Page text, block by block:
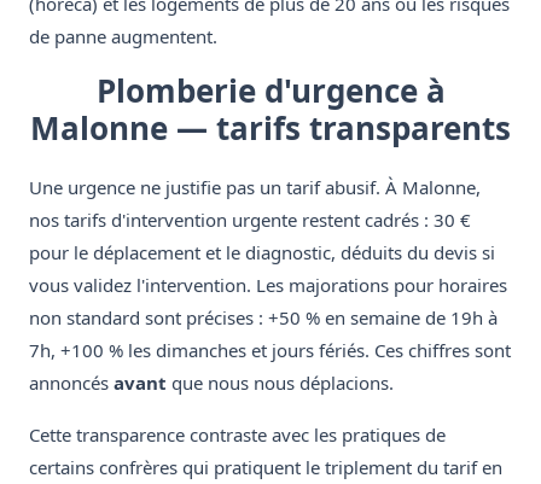
de panne augmentent.
Plomberie d'urgence à
Malonne — tarifs transparents
Une urgence ne justifie pas un tarif abusif. À Malonne,
nos tarifs d'intervention urgente restent cadrés : 30 €
pour le déplacement et le diagnostic, déduits du devis si
vous validez l'intervention. Les majorations pour horaires
non standard sont précises : +50 % en semaine de 19h à
7h, +100 % les dimanches et jours fériés. Ces chiffres sont
annoncés avant que nous nous déplacions.
Cette transparence contraste avec les pratiques de
certains confrères qui pratiquent le triplement du tarif en